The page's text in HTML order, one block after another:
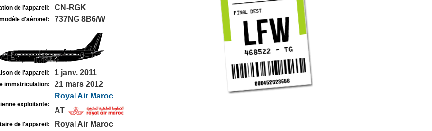
de l'appareil: CN-RGK
d'aéronef: 737NG 8B6/W
de l'appareil: 1 janv. 2011
immatriculation: 21 mars 2012
exploitante:
Royal Air Maroc
AT
de l'appareil: Royal Air Maroc